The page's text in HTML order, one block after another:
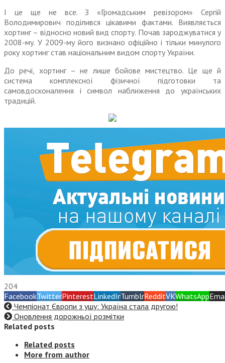
І це ще не все. З «Громадським ревізором» Сергій
Володимирович поділився цікавими фактами. Виявляється
хортинг – відносно новий вид спорту. Почав зароджуватися у
2008-му. У 2009-му його визнано офіційно і тільки минулого
року хортинг став національним видом спорту України.
До речі, хортинг – не лише бойове мистецтво. Це ще й
система комплексної фізичної підготовки та
самовдосконалення і символ наближення до українських
традицій.
204
FacebookTwitterPinterestLinkedInTumblrRedditVKWhatsApp
Чемпіонат Європи з ушу: Україна стала другою!
Оновлення дорожньої розмітки
Related posts
Related posts
More from author